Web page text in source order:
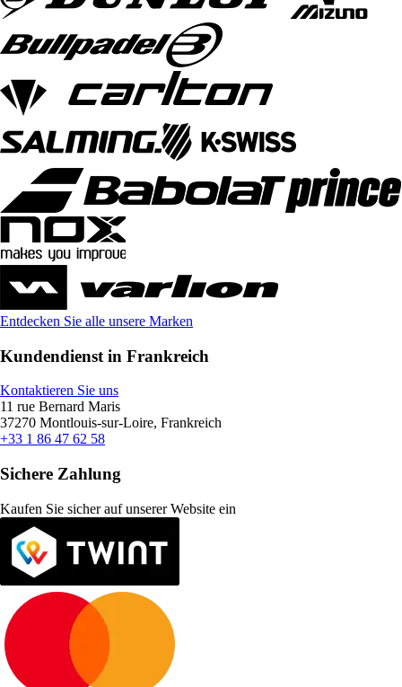
Entdecken Sie alle unsere Marken
Kundendienst in Frankreich
Kontaktieren Sie uns
11 rue Bernard Maris
37270 Montlouis-sur-Loire, Frankreich
+33 1 86 47 62 58
Sichere Zahlung
Kaufen Sie sicher auf unserer Website ein